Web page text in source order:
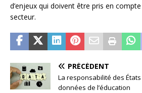
d’enjeux qui doivent être pris en
secteur.
PRÉCÉDENT
La responsabilité des
données de l’éducation